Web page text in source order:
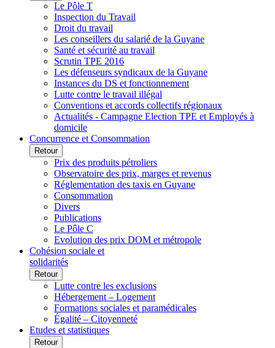
Le Pôle T
Inspection du Travail
Droit du travail
Les conseillers du salarié de la Guyane
Santé et sécurité au travail
Scrutin TPE 2016
Les défenseurs syndicaux de la Guyane
Instances du DS et fonctionnement
Lutte contre le travail illégal
Conventions et accords collectifs régionaux
Actualités - Campagne Election TPE et Employés à
domicile
Concurrence et Consommation
Retour
Prix des produits pétroliers
Observatoire des prix, marges et revenus
Réglementation des taxis en Guyane
Consommation
Divers
Publications
Le Pôle C
Evolution des prix DOM et métropole
Cohésion sociale et
solidarités
Retour
Lutte contre les exclusions
Hébergement – Logement
Formations sociales et paramédicales
Égalité – Citoyenneté
Etudes et statistiques
Retour